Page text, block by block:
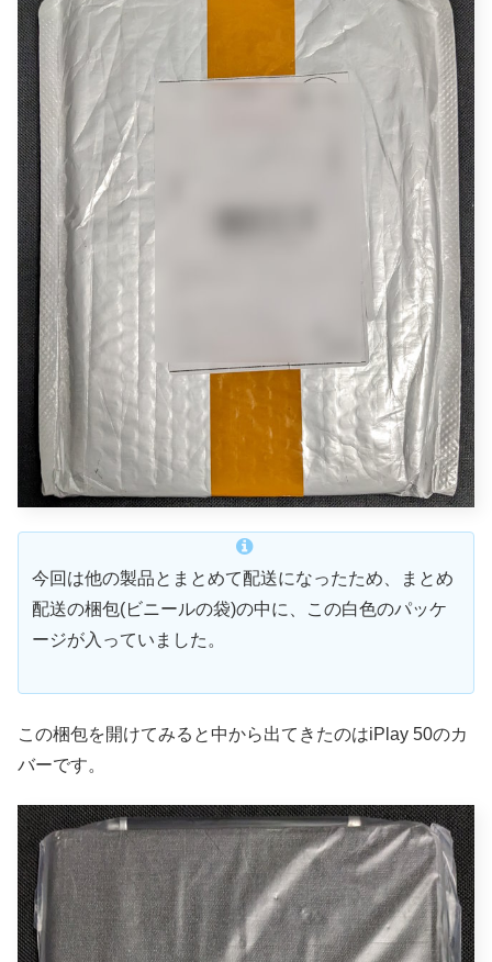
今回は他の製品とまとめて配送になったため、まとめ
配送の梱包(ビニールの袋)の中に、この白色のパッケ
ージが入っていました。
この梱包を開けてみると中から出てきたのはiPlay 50のカ
バーです。